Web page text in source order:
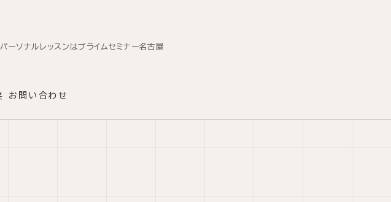
ーソナルレッスンはプライムセミナー名古屋
お問い合わせ